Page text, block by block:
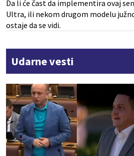
Da li će čast da implementira ovaj
Ultra, ili nekom drugom modelu
ostaje da se vidi.
Udarne vesti